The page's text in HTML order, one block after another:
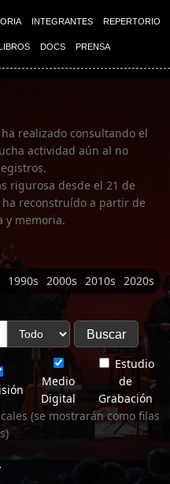
INTEGRANTES REPERTORIO
DOCS PRENSA
realizado consultando el
actividad aún al no
rigurosa desde el 21 de
reconstruído a partir de
y memoria.
1990s 2000s 2010s 2020s
Medio
Digital
Estudio
de
Grabación
(se mostrarán como filas